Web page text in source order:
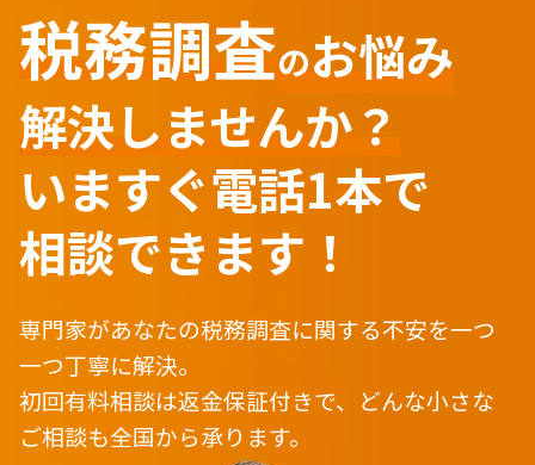
税務調査のお悩み
解決しませんか？
いますぐ電話1本で
相談できます！
専門家があなたの税務調査に関する不安を一つ
一つ丁寧に解決。
初回有料相談は返金保証付きで、どんな小さな
ご相談も全国から承ります。